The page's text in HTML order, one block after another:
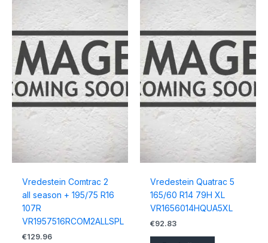
Vredestein Comtrac 2
all season + 195/75 R16
107R
VR1957516RCOM2ALLSPL
€129.96
Vredestein Quatrac 5
165/60 R14 79H XL
VR1656014HQUA5XL
€92.83